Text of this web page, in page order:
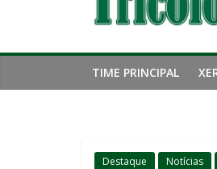
TIME PRINCIPAL
Destaque Notícias